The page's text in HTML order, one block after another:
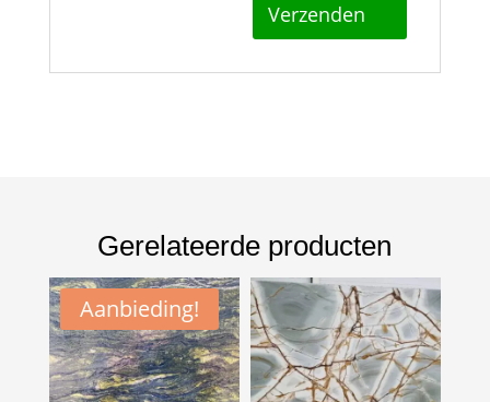
Gerelateerde producten
Aanbieding!